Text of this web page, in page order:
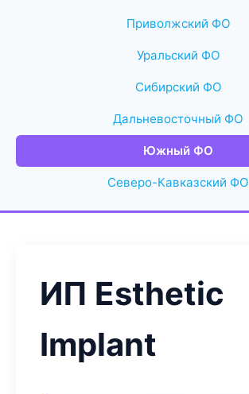
Приволжский ФО
Уральский ФО
Сибирский ФО
Дальневосточный ФО
Южный ФО
Северо-Кавказский ФО
ИП Esthetic
Implant